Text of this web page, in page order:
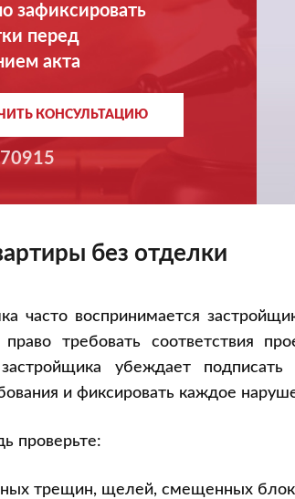
зафиксировать
перед
акта
КОНСУЛЬТАЦИЮ
без отделки
часто воспринимается
требовать соответствия
застройщика убеждает
и фиксировать каждое
проверьте:
трещин, щелей, смещенных